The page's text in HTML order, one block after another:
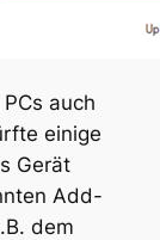
auch
einige
Gerät
Add-
dem